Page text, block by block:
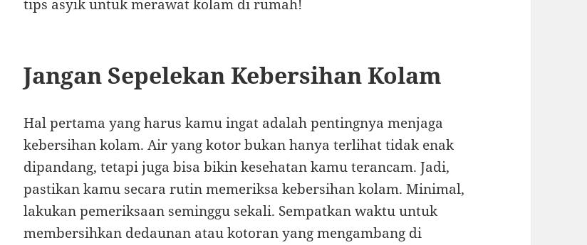
tips asyik untuk merawat kolam di rumah!
Jangan Sepelekan Kebersihan Kolam
Hal pertama yang harus kamu ingat adalah pentingnya menjaga
kebersihan kolam. Air yang kotor bukan hanya terlihat tidak enak
dipandang, tetapi juga bisa bikin kesehatan kamu terancam. Jadi,
pastikan kamu secara rutin memeriksa kebersihan kolam. Minimal,
lakukan pemeriksaan seminggu sekali. Sempatkan waktu untuk
membersihkan dedaunan atau kotoran yang mengambang di